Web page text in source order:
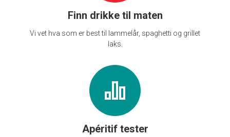
Finn drikke til maten
Vi vet hva som er best til lammelår, spaghetti og grillet
laks.
Apéritif tester